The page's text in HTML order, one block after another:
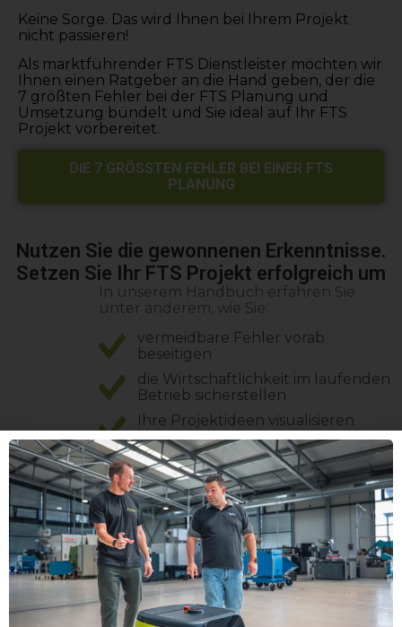
Keine Sorge. Das wird Ihnen bei Ihrem Projekt
nicht passieren!
Als marktführender FTS Dienstleister möchten wir
Ihnen einen Ratgeber an die Hand geben, der die
7 größten Fehler bei der FTS Planung und
Umsetzung bündelt und Sie ideal auf Ihr FTS
Projekt vorbereitet.
DIE 7 GRÖSSTEN FEHLER BEI EINER FTS P
LANUNG
Nutzen Sie die gewonnenen Erkenntnisse.
Setzen Sie Ihr FTS Projekt erfolgreich um
In unserem Handbuch erfahren Sie
unter anderem, wie Sie:
vermeidbare Fehler vorab
beseitigen
die Wirtschaftlichkeit im laufenden
Betrieb sicherstellen
Ihre Projektideen visualisieren
können
und vieles mehr
Über ProLog Automation
Wir sind davon überzeugt, dass Fahrerlose
Transportsysteme die Zukunft der
innerbetrieblichen Logistik sind.